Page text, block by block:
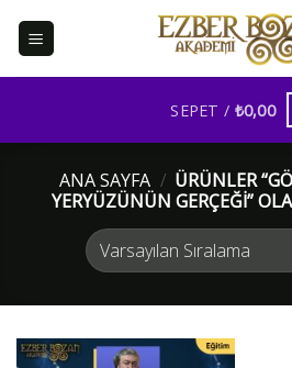
SEPET / ₺0,00
ANA SAYFA / ÜRÜNLER
YERYÜZÜNÜN GERÇEĞI”